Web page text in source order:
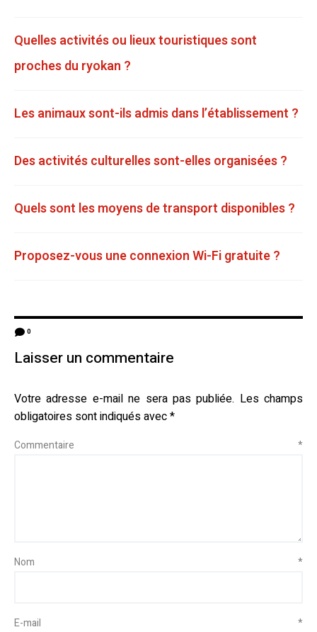
Quelles activités ou lieux touristiques sont
proches du ryokan ?
Les animaux sont-ils admis dans l’établissement ?
Des activités culturelles sont-elles organisées ?
Quels sont les moyens de transport disponibles ?
Proposez-vous une connexion Wi-Fi gratuite ?
0
Laisser un commentaire
Votre adresse e-mail ne sera pas publiée. Les champs
obligatoires sont indiqués avec*
Commentaire *
Nom *
E-mail *